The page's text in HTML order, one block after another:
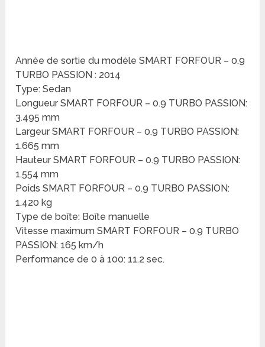
Année de sortie du modèle SMART FORFOUR – 0.9
TURBO PASSION : 2014
Type: Sedan
Longueur SMART FORFOUR – 0.9 TURBO PASSION:
3.495 mm
Largeur SMART FORFOUR – 0.9 TURBO PASSION:
1.665 mm
Hauteur SMART FORFOUR – 0.9 TURBO PASSION:
1.554 mm
Poids SMART FORFOUR – 0.9 TURBO PASSION:
1.420 kg
Type de boîte: Boîte manuelle
Vitesse maximum SMART FORFOUR – 0.9 TURBO
PASSION: 165 km/h
Performance de 0 à 100: 11.2 sec.